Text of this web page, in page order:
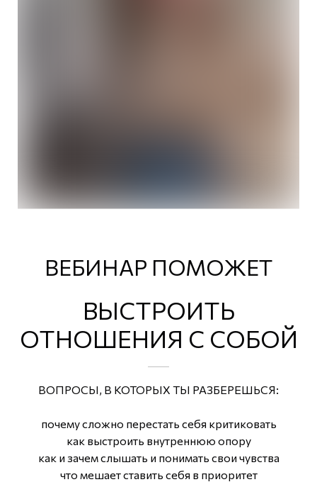
ВЕБИНАР ПОМОЖЕТ
ВЫСТРОИТЬ
ОТНОШЕНИЯ С СОБОЙ
ВОПРОСЫ, В КОТОРЫХ ТЫ РАЗБЕРЕШЬСЯ:
почему сложно перестать себя критиковать
как выстроить внутреннюю опору
как и зачем слышать и понимать свои чувства
что мешает ставить себя в приоритет